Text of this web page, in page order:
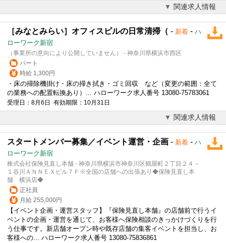
関連求人情報
［みなとみらい］オフィスビルの日常清掃（ - 新着 - ハ
ローワーク新宿
（事業所の意向により公開していません） - 神奈川県横浜市西区
パート
時給 1,300円
・床の掃除機掛け・床の掃き拭き・ゴミ回収 など（変更の範囲：全て
の業務への配置転換あり）... ハローワーク求人番号 13080-75783061
受理日：8月6日 有効期限：10月31日
関連求人情報
スタートメンバー募集／イベント運営・企画 - 新着 - ハ
ローワーク新宿
株式会社保険見直し本舗 - 神奈川県横浜市神奈川区鶴屋町２丁目２４－
１谷川ＡＮＮＥＸビル７Ｆ※全国の店舗への出張あり◆保険見直し本
舗 横浜店◆
正社員
月給 255,000円
【イベント企画・運営スタッフ】『保険見直し本舗』の店舗前で行うイ
ベントの企画・運営を通じて、お客様へ保険相談のきっかけづくりを行
う仕事です。新店舗オープン時や既存店舗の集客イベントを担当し、お
客様への... ハローワーク求人番号 13080-75836861